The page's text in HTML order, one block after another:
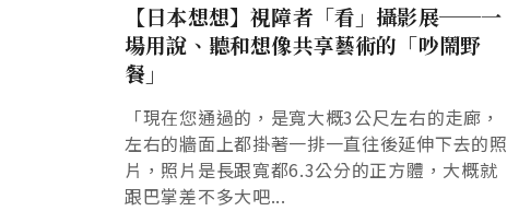
【日本想想】視障者「看」攝影展──一
場用說、聽和想像共享藝術的「吵鬧野
餐」
「現在您通過的，是寬大概3公尺左右的走廊，
左右的牆面上都掛著一排一直往後延伸下去的照
片，照片是長跟寬都6.3公分的正方體，大概就
跟巴掌差不多大吧...